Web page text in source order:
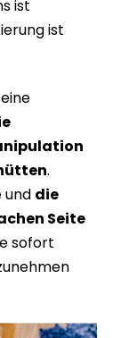
ist
ist
.
und die
Seite
sofort